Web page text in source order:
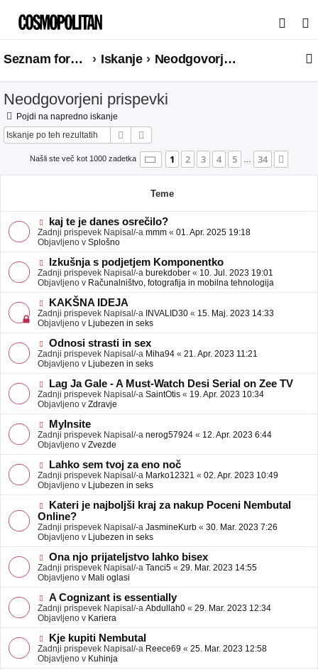
s
a
Seznam forumov Iskanje Neodgovorjeni prispevki
Neodgovorjeni prispevki
Pojdi na napredno iskanje
Iskanje
Našli ste več kot 1000 zadetka Stran 1od34
1 2 3 4 5 … 34
Teme
N
o
v
e
o
b
j
a
v
e
kaj te je danes osrečilo?
Zadnji prispevek Napisal/-a mmm « 01. Apr. 2025 19:18
Objavljeno v Splošno
N
o
v
e
o
b
j
a
v
e
Izkušnja s podjetjem Komponentko
Zadnji prispevek Napisal/-a burekdober « 10. Jul. 2023 19:01
Objavljeno v Računalništvo, fotografija in mobilna tehnologija
N
o
v
e
o
b
j
a
v
e
KAKŠNA IDEJA
Zadnji prispevek Napisal/-a INVALID30 « 15. Maj. 2023 14:33
Objavljeno v Ljubezen in seks
N
o
v
e
o
b
j
a
v
e
Odnosi strasti in sex
Zadnji prispevek Napisal/-a Miha94 « 21. Apr. 2023 11:21
Objavljeno v Ljubezen in seks
N
o
v
e
o
b
j
a
v
e
Lag Ja Gale - A Must-Watch Desi Serial on Zee TV
Zadnji prispevek Napisal/-a SaintOtis « 19. Apr. 2023 10:34
Objavljeno v Zdravje
N
o
v
e
o
b
j
a
v
e
MyInsite
Zadnji prispevek Napisal/-a nerog57924 « 12. Apr. 2023 6:44
Objavljeno v Zvezde
N
o
v
e
o
b
j
a
v
e
Lahko sem tvoj za eno noč
Zadnji prispevek Napisal/-a Marko12321 « 02. Apr. 2023 10:49
Objavljeno v Ljubezen in seks
N
o
v
e
o
b
j
a
v
Kateri je najboljši kraj za nakup Poceni Nembutal
Online?
Zadnji prispevek Napisal/-a JasmineKurb « 30. Mar. 2023 7:26
Objavljeno v Ljubezen in seks
N
o
v
e
o
b
j
a
v
e
Ona njo prijateljstvo lahko bisex
Zadnji prispevek Napisal/-a Tanci5 « 29. Mar. 2023 14:55
Objavljeno v Mali oglasi
N
o
v
e
o
b
j
a
A Cognizant is essentially
Zadnji prispevek Napisal/-a Abdullah0 « 29. Mar. 2023 12:34
Objavljeno v Kariera
N
o
v
e
Kje kupiti Nembutal
Zadnji prispevek Napisal/-a Reece69 « 25. Mar. 2023 12:58
Objavljeno v Kuhinja